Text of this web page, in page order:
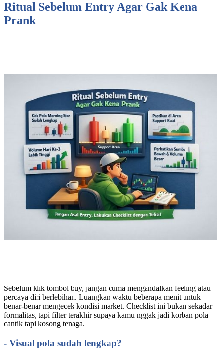
Ritual Sebelum Entry Agar Gak Kena
Prank
Sebelum klik tombol buy, jangan cuma mengandalkan feeling atau
percaya diri berlebihan. Luangkan waktu beberapa menit untuk
benar-benar mengecek kondisi market. Checklist ini bukan sekadar
formalitas, tapi filter terakhir supaya kamu nggak jadi korban pola
cantik tapi kosong tenaga.
- Visual pola sudah lengkap?